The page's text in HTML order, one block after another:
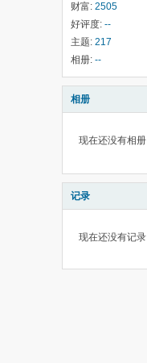
财富: 2505
好评度: --
主题: 217
相册: --
相册
现在还没有相册
记录
现在还没有记录